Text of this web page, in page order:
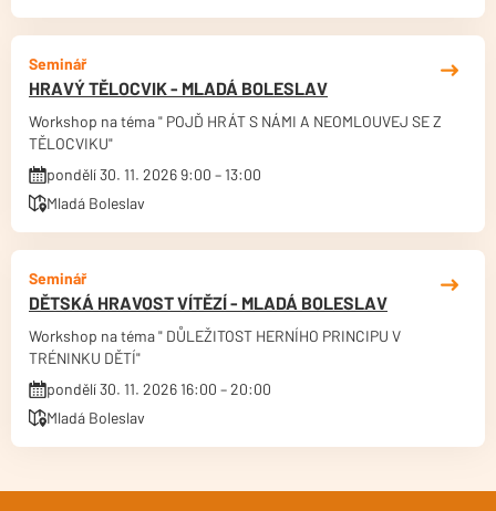
Seminář
HRAVÝ TĚLOCVIK - MLADÁ BOLESLAV
Workshop na téma " POJĎ HRÁT S NÁMI A NEOMLOUVEJ SE Z
TĚLOCVIKU"
pondělí 30. 11. 2026 9:00 – 13:00
Mladá Boleslav
Seminář
DĚTSKÁ HRAVOST VÍTĚZÍ - MLADÁ BOLESLAV
Workshop na téma " DŮLEŽITOST HERNÍHO PRINCIPU V
TRÉNINKU DĚTÍ"
pondělí 30. 11. 2026 16:00 – 20:00
Mladá Boleslav